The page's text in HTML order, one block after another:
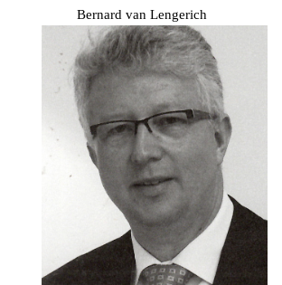
Bernard van Lengerich